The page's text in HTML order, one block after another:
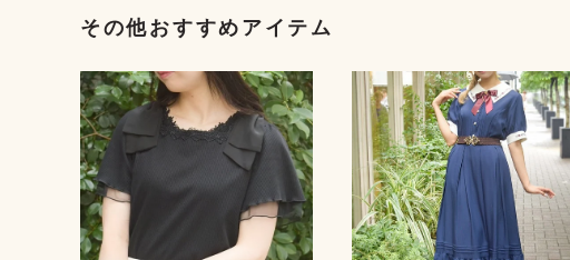
その他おすすめアイテム